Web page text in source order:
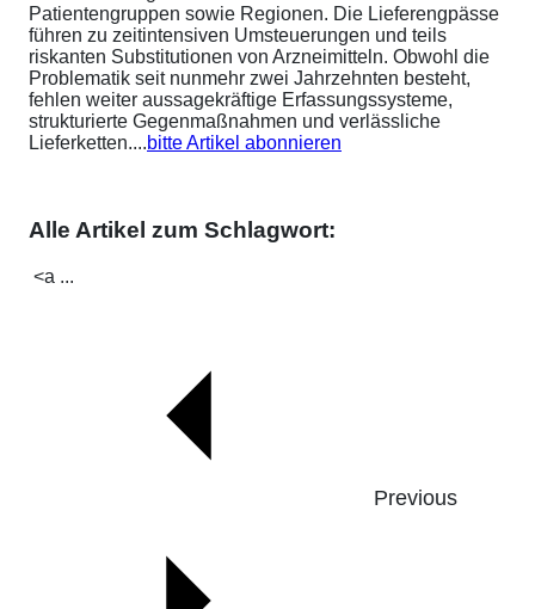
Patientengruppen sowie Regionen. Die Lieferengpässe
führen zu zeitintensiven Umsteuerungen und teils
riskanten Substitutionen von Arzneimitteln. Obwohl die
Problematik seit nunmehr zwei Jahrzehnten besteht,
fehlen weiter aussagekräftige Erfassungssysteme,
strukturierte Gegenmaßnahmen und verlässliche
Lieferketten....bitte Artikel abonnieren
Alle Artikel zum Schlagwort:
<a ...
Previous